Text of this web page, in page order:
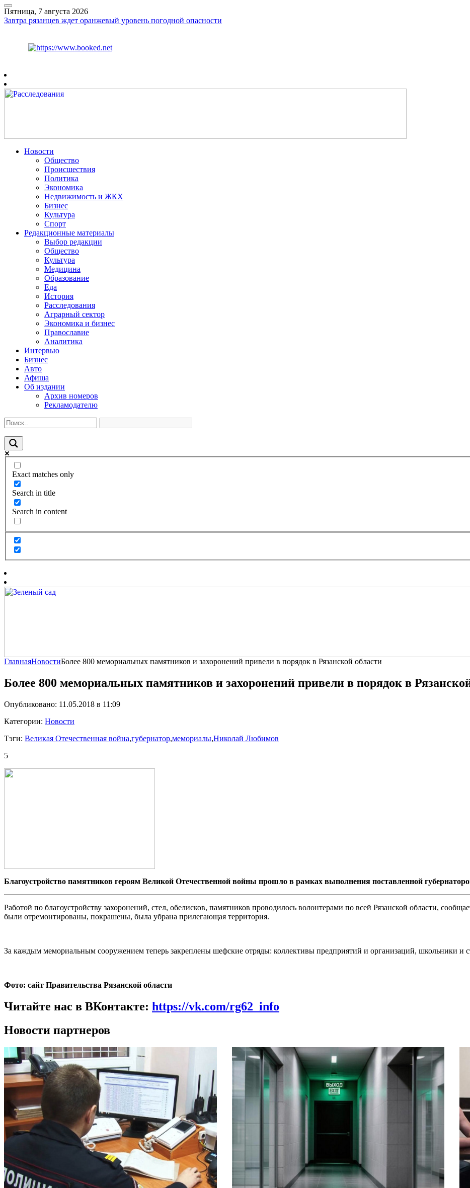
Пятница, 7 августа 2026
Завтра рязанцев ждет оранжевый уровень погодной опасности
Новости
Общество
Происшествия
Политика
Экономика
Недвижимость и ЖКХ
Бизнес
Культура
Спорт
Редакционные материалы
Выбор редакции
Общество
Культура
Медицина
Образование
Еда
История
Расследования
Аграрный сектор
Экономика и бизнес
Православие
Аналитика
Интервью
Бизнес
Авто
Афиша
Об издании
Архив номеров
Рекламодателю
Exact matches only
Search in title
Search in content
ГлавнаяНовостиБолее 800 мемориальных памятников и захоронений привели в порядок в Рязанской области
Более 800 мемориальных памятников и захоронений привели в порядок в
Опубликовано: 11.05.2018 в 11:09
Категории: Новости
Тэги: Великая Отечественная война,губернатор,мемориалы,Николай Любимов
5
Благоустройство памятников героям Великой Отечественной войны прошло в рамках выполнения поставленной
Работой по благоустройству захоронений, стел, обелисков, памятников проводилось волонтерами по всей Рязанской области,
были отремонтированы, покрашены, была убрана прилегающая территория.
За каждым мемориальным сооружением теперь закреплены шефские отряды: коллективы предприятий и организаций, школьники и
Фото: сайт Правительства Рязанской области
Читайте нас в ВКонтакте: https://vk.com/rg62_info
Новости партнеров